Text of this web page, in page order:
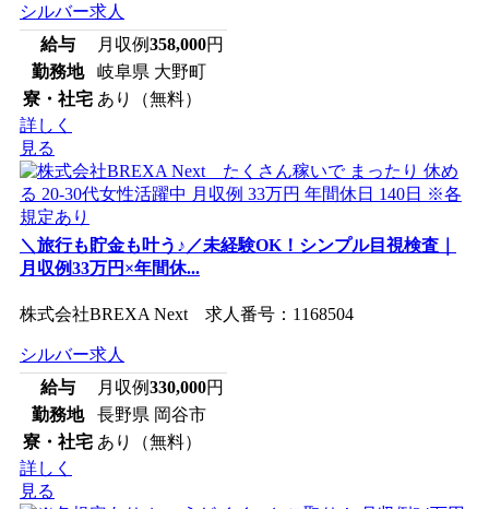
シルバー求人
給与
月収例358,000円
勤務地
岐阜県 大野町
寮・社宅 あり（無料）
詳しく
見る
＼旅行も貯金も叶う♪／未経験OK！シンプル目視検査｜
月収例33万円×年間休...
株式会社BREXA Next 求人番号：1168504
シルバー求人
給与
月収例330,000円
勤務地
長野県 岡谷市
寮・社宅 あり（無料）
詳しく
見る